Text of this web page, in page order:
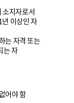
소지자로서
이상인 자
는 자격 또는
는 자
어야 함